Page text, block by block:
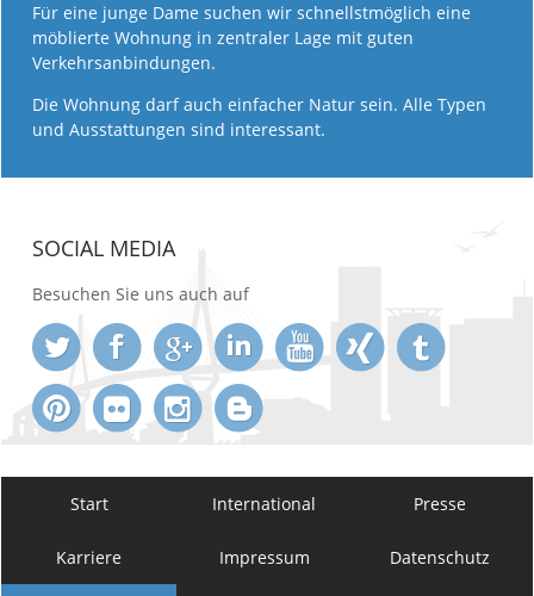
Für eine junge Dame suchen wir schnellstmöglich eine
möblierte Wohnung in zentraler Lage mit guten
Verkehrsanbindungen.
Die Wohnung darf auch einfacher Natur sein. Alle Typen
und Ausstattungen sind interessant.
SOCIAL MEDIA
Besuchen Sie uns auch auf
Start International Presse
Karriere Impressum Datenschutz